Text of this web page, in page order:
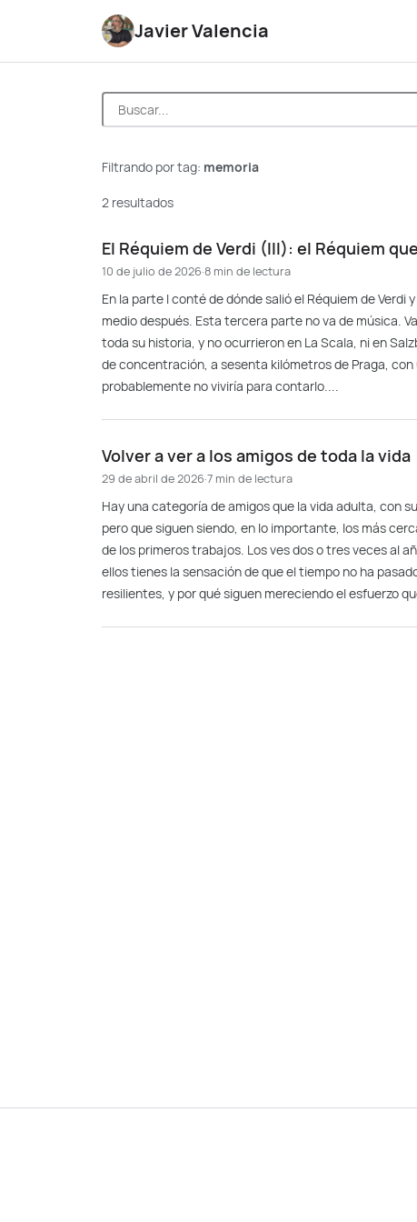
Javier Valencia
Filtrando por tag: memoria
2 resultados
El Réquiem de Verdi (III): el Réquiem
10 de julio de 2026·8 min de lectura
En la parte I conté de dónde salió el Réquiem de Verdi
medio después. Esta tercera parte no va de música.
toda su historia, y no ocurrieron en La Scala, ni en
de concentración, a sesenta kilómetros de Praga,
probablemente no viviría para contarlo....
Volver a ver a los amigos de toda la vida
29 de abril de 2026·7 min de lectura
Hay una categoría de amigos que la vida adulta, con
pero que siguen siendo, en lo importante, los más
de los primeros trabajos. Los ves dos o tres veces al
ellos tienes la sensación de que el tiempo no ha
resilientes, y por qué siguen mereciendo el esfuerzo